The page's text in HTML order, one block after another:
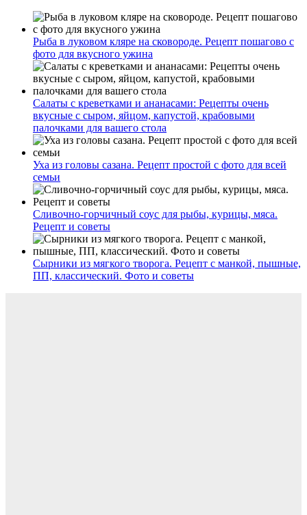
Рыба в луковом кляре на сковороде. Рецепт пошагово с
фото для вкусного ужина
Салаты с креветками и ананасами: Рецепты очень
вкусные с сыром, яйцом, капустой, крабовыми
палочками для вашего стола
Уха из головы сазана. Рецепт простой с фото для всей
семьи
Сливочно-горчичный соус для рыбы, курицы, мяса.
Рецепт и советы
Сырники из мягкого творога. Рецепт с манкой, пышные,
ПП, классический. Фото и советы